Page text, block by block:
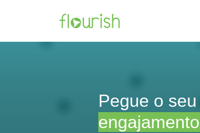
Pegue o seu